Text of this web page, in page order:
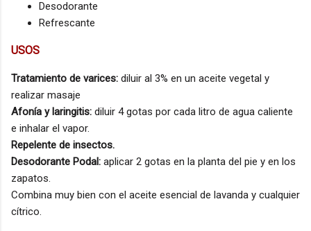
Desodorante
Refrescante
USOS
Tratamiento de varices: diluir al 3% en un aceite vegetal y
realizar masaje
Afonía y laringitis: diluir 4 gotas por cada litro de agua caliente
e inhalar el vapor.
Repelente de insectos.
Desodorante Podal: aplicar 2 gotas en la planta del pie y en los
zapatos.
Combina muy bien con el aceite esencial de lavanda y cualquier
cítrico.